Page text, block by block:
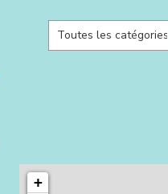
Toutes les catégories
+